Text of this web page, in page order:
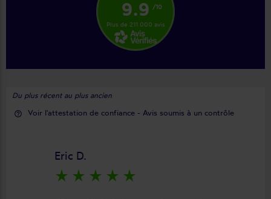
9.9 /10
Plus de 211 000 avis
Du plus récent au plus ancien
help_outline Voir l'attestation de confiance - Avis soumis à un contrôle
Eric D.
star_rate star_rate star_rate star_rate star_rate